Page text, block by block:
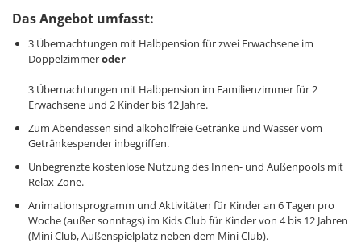
Das Angebot umfasst:
3 Übernachtungen mit Halbpension für zwei Erwachsene im
Doppelzimmeroder
3 Übernachtungen mit Halbpension im Familienzimmer für 2
Erwachsene und 2 Kinder bis 12 Jahre.
Zum Abendessen sind alkoholfreie Getränke und Wasser vom
Getränkespender inbegriffen.
Unbegrenzte kostenlose Nutzung des Innen- und Außenpools mit
Relax-Zone.
Animationsprogramm und Aktivitäten für Kinder an 6 Tagen pro
Woche (außer sonntags) im Kids Club für Kinder von 4 bis 12 Jahren
(Mini Club, Außenspielplatz neben dem Mini Club).